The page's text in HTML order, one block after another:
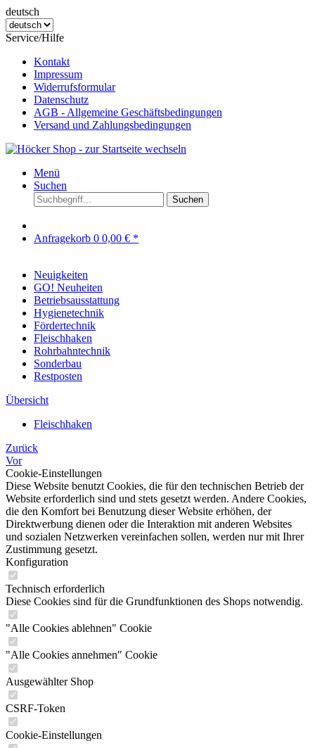
deutsch
Service/Hilfe
Kontakt
Impressum
Widerrufsformular
Datenschutz
AGB - Allgemeine Geschäftsbedingungen
Versand und Zahlungsbedingungen
Menü
Suchen
Suchen
Anfragekorb 0 0,00 € *
Neuigkeiten
GO! Neuheiten
Betriebsausstattung
Hygienetechnik
Fördertechnik
Fleischhaken
Rohrbahntechnik
Sonderbau
Restposten
Übersicht
Fleischhaken
Zurück
Vor
Cookie-Einstellungen
Diese Website benutzt Cookies, die für den technischen Betrieb der
Website erforderlich sind und stets gesetzt werden. Andere Cookies,
die den Komfort bei Benutzung dieser Website erhöhen, der
Direktwerbung dienen oder die Interaktion mit anderen Websites
und sozialen Netzwerken vereinfachen sollen, werden nur mit Ihrer
Zustimmung gesetzt.
Konfiguration
Technisch erforderlich
Diese Cookies sind für die Grundfunktionen des Shops notwendig.
"Alle Cookies ablehnen" Cookie
"Alle Cookies annehmen" Cookie
Ausgewählter Shop
CSRF-Token
Cookie-Einstellungen